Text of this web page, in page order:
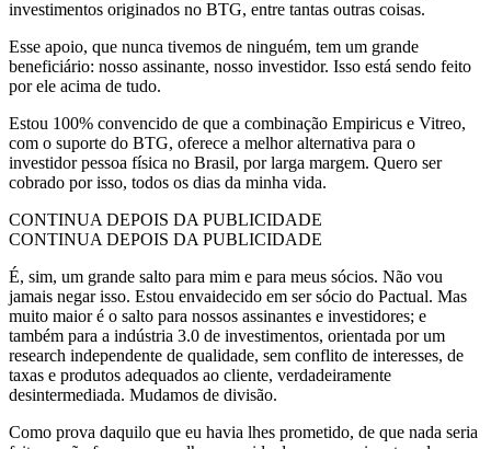
investimentos originados no BTG, entre tantas outras coisas.
Esse apoio, que nunca tivemos de ninguém, tem um grande
beneficiário: nosso assinante, nosso investidor. Isso está sendo feito
por ele acima de tudo.
Estou 100% convencido de que a combinação Empiricus e Vitreo,
com o suporte do BTG, oferece a melhor alternativa para o
investidor pessoa física no Brasil, por larga margem. Quero ser
cobrado por isso, todos os dias da minha vida.
CONTINUA DEPOIS DA PUBLICIDADE
CONTINUA DEPOIS DA PUBLICIDADE
É, sim, um grande salto para mim e para meus sócios. Não vou
jamais negar isso. Estou envaidecido em ser sócio do Pactual. Mas
muito maior é o salto para nossos assinantes e investidores; e
também para a indústria 3.0 de investimentos, orientada por um
research independente de qualidade, sem conflito de interesses, de
taxas e produtos adequados ao cliente, verdadeiramente
desintermediada. Mudamos de divisão.
Como prova daquilo que eu havia lhes prometido, de que nada seria